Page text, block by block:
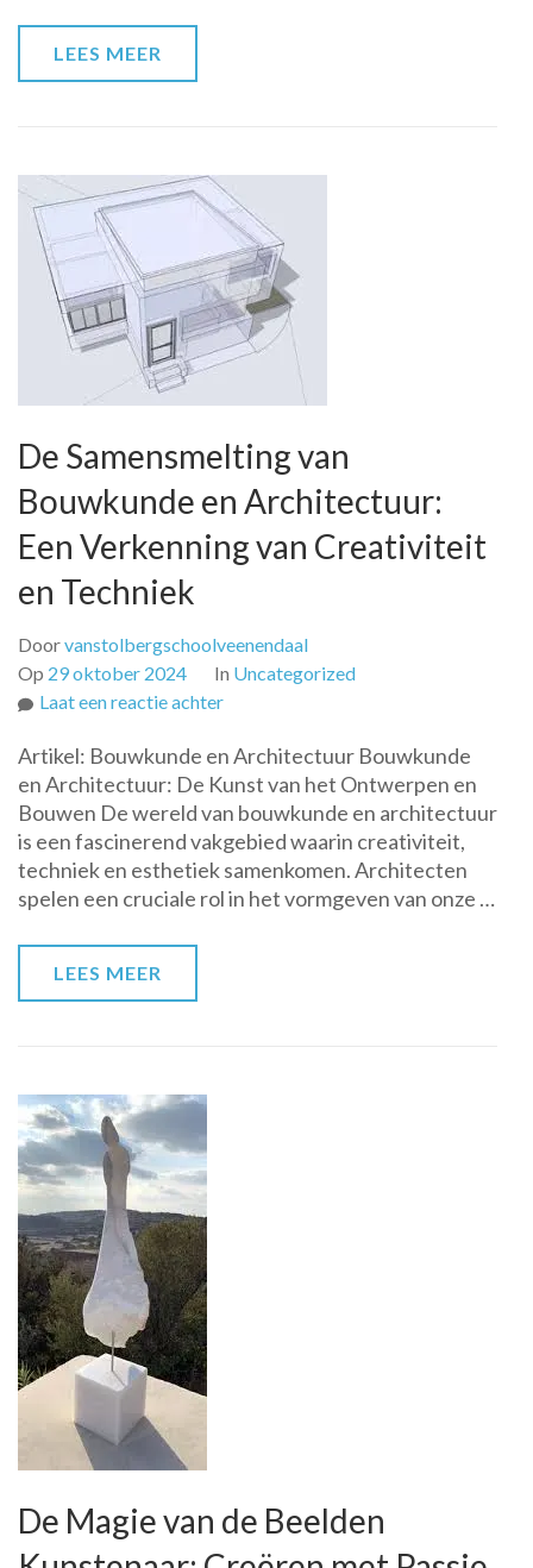
LEES MEER
De Samensmelting van
Bouwkunde en Architectuur:
Een Verkenning van Creativiteit
en Techniek
Doorvanstolbergschoolveenendaal
Op 29 oktober 2024 In Uncategorized
Laat een reactie achterop
Samensmelting
van
Bouwkunde
en
Architectuur:
Een
Artikel: Bouwkunde en Architectuur Bouwkunde
en Architectuur: De Kunst van het Ontwerpen en
Bouwen De wereld van bouwkunde en architectuur
is een fascinerend vakgebied waarin creativiteit,
techniek en esthetiek samenkomen. Architecten
spelen een cruciale rol in het vormgeven van onze …
LEES MEER
De Magie van de Beelden